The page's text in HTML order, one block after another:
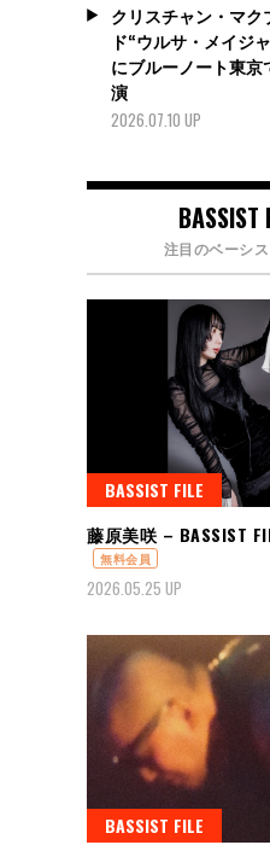
クリスチャン・マ
ド“ウルサ・メイジ
にブルーノート東
演
2026.07.10 UP
BASSIST
注目のベーシ
BASSIST FILE
藤原美咲 – BASSIST
無料会員
2026.05.25 UP
BASSIST FILE